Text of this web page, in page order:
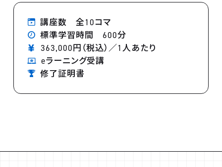
講座数 全10コマ
標準学習時間 600分
363,000円（税込）／1人あたり
eラーニング受講
修了証明書